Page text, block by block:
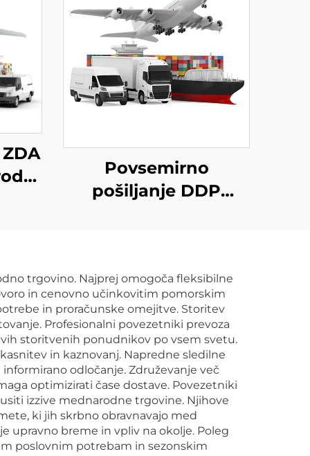
Povsemirno
pošiljanje DDP
Nemčijo, Francijo,
Portugalsko, poštna
agencija UPS DHL
Express
trgovino. Najprej omogoča fleksibilne
in cenovno učinkovitim pomorskim
in proračunske omejitve. Storitev
Profesionalni povezetniki prevoza
storitvenih ponudnikov po vsem svetu.
in kaznovanj. Napredne sledilne
odločanje. Združevanje več
optimizirati čase dostave. Povezetniki
izzive mednarodne trgovine. Njihove
ki jih skrbno obravnavajo med
upravno breme in vpliv na okolje. Poleg
poslovnim potrebam in sezonskim